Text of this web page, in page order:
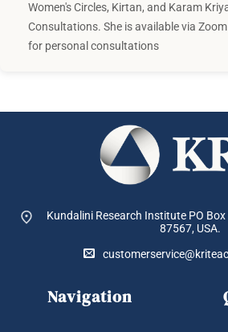
Women's Circles, Kirtan, and Karam
Consultations. She is available via
for personal consultations
Kundalini Research Institute PO Box
87567, USA.
Navigation